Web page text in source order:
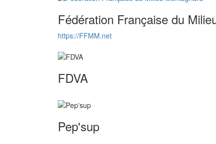
Fédération Française du
https://FFMM.net
FDVA
Pep'sup